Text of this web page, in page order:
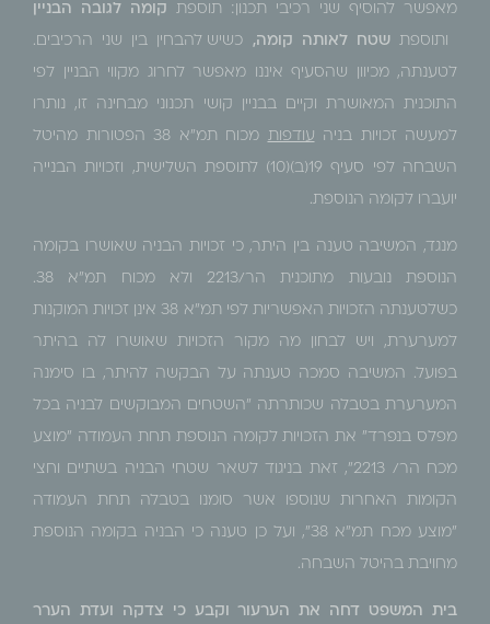
מאפשר להוסיף שני רכיבי תכנון: תוספת קומה לגובה הבניין
ותוספתשטח לאותה קומה, כשיש להבחין בין שני הרכיבים.
לטענתה, מכיוון שהסעיף איננו מאפשר לחרוג מקווי הבניין לפי
התוכנית המאושרת וקיים בבניין קושי תכנוני מבחינה זו, נותרו
למעשה זכויות בניה עודפות מכוח תמ"א 38 הפטורות מהיטל
השבחה לפי סעיף 19(ב)(10) לתוספת השלישית, וזכויות הבנייה
יועברו לקומה הנוספת.
מנגד, המשיבה טענה בין היתר, כי זכויות הבניה שאושרו בקומה
הנוספת נובעות מתוכנית הר/2213 ולא מכוח תמ"א 38.
כשלטענתה הזכויות האפשריות לפי תמ"א 38 אינן זכויות המוקנות
למערערת, ויש לבחון מה מקור הזכויות שאושרו לה בהיתר
בפועל. המשיבה סמכה טענתה על הבקשה להיתר, בו סימנה
המערערת בטבלה שכותרתה "השטחים המבוקשים לבניה בכל
מפלס בנפרד" את הזכויות לקומה הנוספת תחת העמודה "מוצע
מכח הר/ 2213", זאת בניגוד לשאר שטחי הבניה בשתיים וחצי
הקומות האחרות שנוספו אשר סומנו בטבלה תחת העמודה
"מוצע מכח תמ"א 38", ועל כן טענה כי הבניה בקומה הנוספת
מחויבת בהיטל השבחה.
בית המשפט דחה את הערעור וקבע כי צדקה ועדת הערר